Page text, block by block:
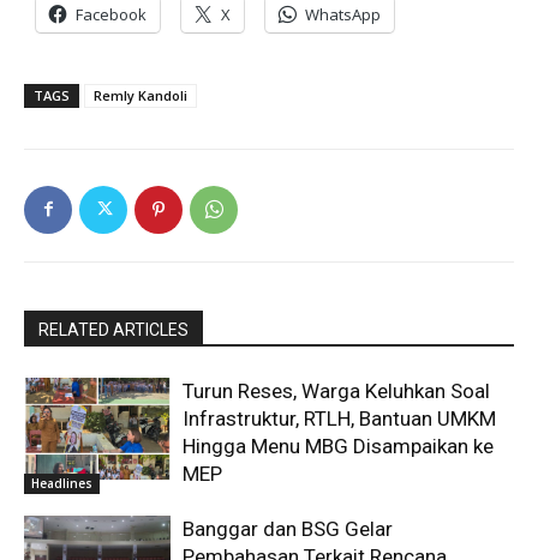
Facebook X WhatsApp
TAGS Remly Kandoli
RELATED ARTICLES
Headlines
Turun Reses, Warga Keluhkan Soal
Infrastruktur, RTLH, Bantuan UMKM
Hingga Menu MBG Disampaikan ke
MEP
Banggar dan BSG Gelar